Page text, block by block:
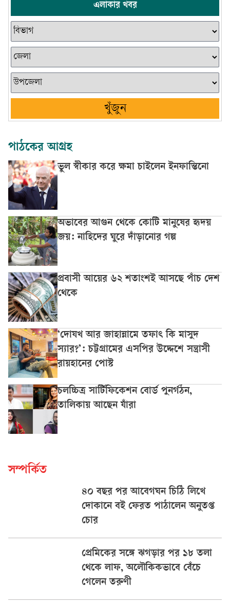
এলাকার খবর
খুঁজুন
পাঠকের আগ্রহ
ভুল স্বীকার করে ক্ষমা চাইলেন ইনফান্তিনো
অভাবের আগুন থেকে কোটি মানুষের হৃদয়
জয়: নাহিদের ঘুরে দাঁড়ানোর গল্প
প্রবাসী আয়ের ৬২ শতাংশই আসছে পাঁচ দেশ
থেকে
‘দোযখ আর জাহান্নামে তফাৎ কি মাসুদ
স্যার?’: চট্টগ্রামের এসপির উদ্দেশে সন্ত্রাসী
রায়হানের পোস্ট
চলচ্চিত্র সার্টিফিকেশন বোর্ড পুনর্গঠন,
তালিকায় আছেন যাঁরা
সম্পর্কিত
৪০ বছর পর আবেগঘন চিঠি লিখে
দোকানে বই ফেরত পাঠালেন অনুতপ্ত
চোর
প্রেমিকের সঙ্গে ঝগড়ার পর ১৮ তলা
থেকে লাফ, অলৌকিকভাবে বেঁচে
গেলেন তরুণী